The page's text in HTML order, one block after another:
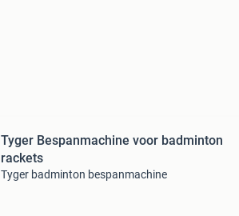
Tyger Bespanmachine voor badminton
rackets
Tyger badminton bespanmachine